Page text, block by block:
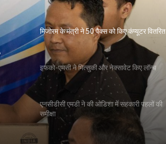
मिजोरम के मंत्री ने 50 पैक्स को किए कंप्यूटर वितरित
इफको-एमसी ने मित्सुकी और नेक्सावेट किए लॉन्च
एनसीडीसी एमडी ने की ओडिशा में सहकारी पहलों की
समीक्षा